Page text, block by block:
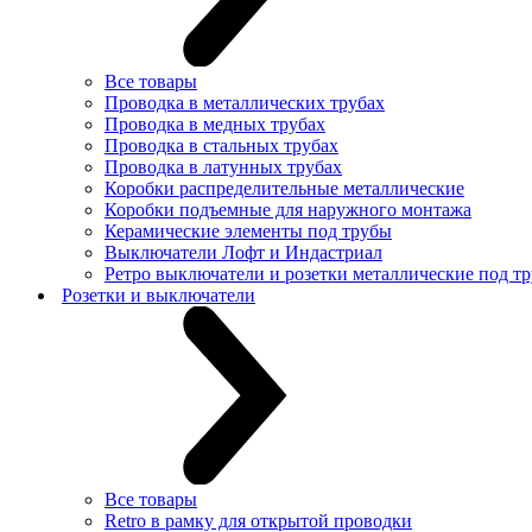
Все товары
Проводка в металлических трубах
Проводка в медных трубах
Проводка в стальных трубах
Проводка в латунных трубах
Коробки распределительные металлические
Коробки подъемные для наружного монтажа
Керамические элементы под трубы
Выключатели Лофт и Индастриал
Ретро выключатели и розетки металлические под
Розетки и выключатели
Все товары
Retro в рамку для открытой проводки